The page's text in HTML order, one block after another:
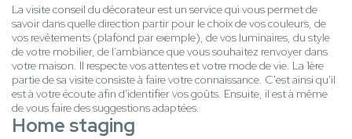
La visite conseil du décorateur est un service qui vous permet de
savoir dans quelle direction partir pour le choix de vos couleurs, de
vos revêtements (plafond par exemple), de vos luminaires, du style
de votre mobilier, de l’ambiance que vous souhaitez renvoyer dans
votre maison. Il respecte vos attentes et votre mode de vie. La 1ère
partie de sa visite consiste à faire votre connaissance. C'est ainsi qu'il
est à votre écoute afin d'identifier vos goûts. Ensuite, il est à même
de vous faire des suggestions adaptées.
Home staging